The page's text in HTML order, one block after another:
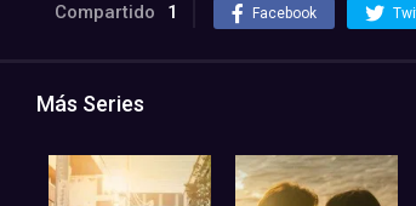
Compartido 1 Facebook
Más Series